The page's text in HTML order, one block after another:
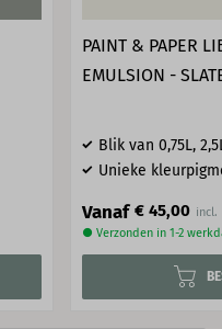
PAINT & PAPER
EMULSION -
Blik van 0,75L,
Unieke
Vanaf € 45,00
● Verzonden in 1-2